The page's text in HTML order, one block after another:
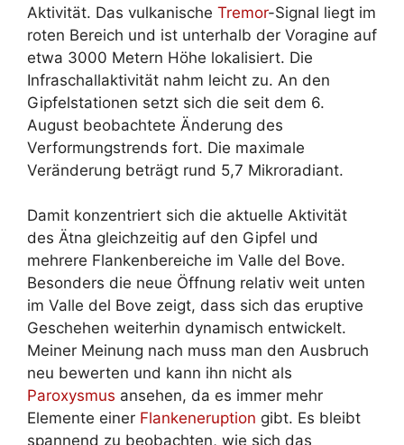
Aktivität. Das vulkanische Tremor-Signal liegt im
roten Bereich und ist unterhalb der Voragine auf
etwa 3000 Metern Höhe lokalisiert. Die
Infraschallaktivität nahm leicht zu. An den
Gipfelstationen setzt sich die seit dem 6.
August beobachtete Änderung des
Verformungstrends fort. Die maximale
Veränderung beträgt rund 5,7 Mikroradiant.
Damit konzentriert sich die aktuelle Aktivität
des Ätna gleichzeitig auf den Gipfel und
mehrere Flankenbereiche im Valle del Bove.
Besonders die neue Öffnung relativ weit unten
im Valle del Bove zeigt, dass sich das eruptive
Geschehen weiterhin dynamisch entwickelt.
Meiner Meinung nach muss man den Ausbruch
neu bewerten und kann ihn nicht als
Paroxysmus ansehen, da es immer mehr
Elemente einer Flankeneruption gibt. Es bleibt
spannend zu beobachten, wie sich das